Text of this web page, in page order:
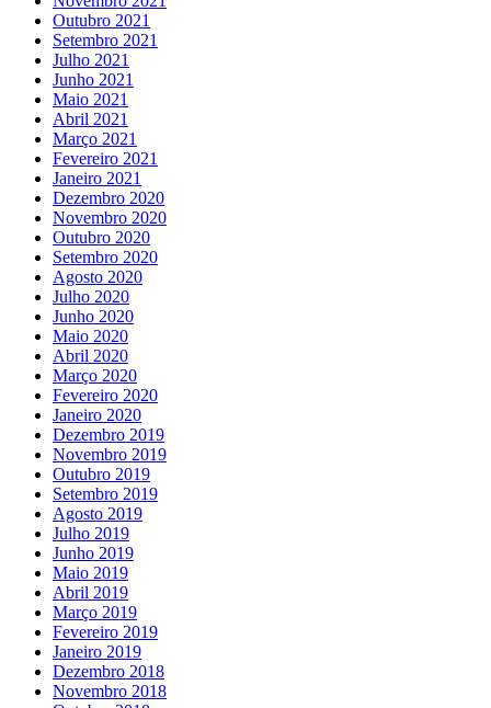
Outubro 2021
Setembro 2021
Julho 2021
Junho 2021
Maio 2021
Abril 2021
Março 2021
Fevereiro 2021
Janeiro 2021
Dezembro 2020
Novembro 2020
Outubro 2020
Setembro 2020
Agosto 2020
Julho 2020
Junho 2020
Maio 2020
Abril 2020
Março 2020
Fevereiro 2020
Janeiro 2020
Dezembro 2019
Novembro 2019
Outubro 2019
Setembro 2019
Agosto 2019
Julho 2019
Junho 2019
Maio 2019
Abril 2019
Março 2019
Fevereiro 2019
Janeiro 2019
Dezembro 2018
Novembro 2018